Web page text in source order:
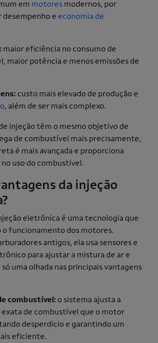
em motores modernos, por
e economia de
maior eficiência no consumo de
maior potência e menos emissões de
custo mais elevado de produção e
, além de ser mais complexo.
injeção têm o mesmo objetivo de
de combustível mais precisamente,
é mais avançada e proporciona
uso do combustível.
da injeção
eletrônica é uma tecnologia que
funcionamento dos motores.
antigos, ela usa sensores e
para ajustar a mistura de ar e
uma olhada nas principais vantagens
combustível:o sistema ajusta a
de combustível que o motor
desperdício e garantindo um
eficiente.